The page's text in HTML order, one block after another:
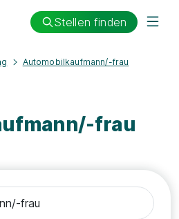
Stellen finden
Automobilkaufmann/-frau
frau